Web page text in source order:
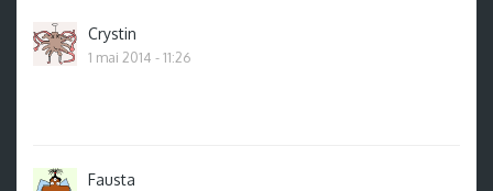
Crystin
1 mai 2014 - 11:26
Fausta